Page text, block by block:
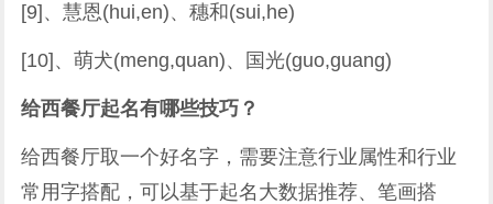
[9]、慧恩(hui,en)、穗和(sui,he)
[10]、萌犬(meng,quan)、国光(guo,guang)
给西餐厅起名有哪些技巧？
给西餐厅取一个好名字，需要注意行业属性和行业
常用字搭配，可以基于起名大数据推荐、笔画搭